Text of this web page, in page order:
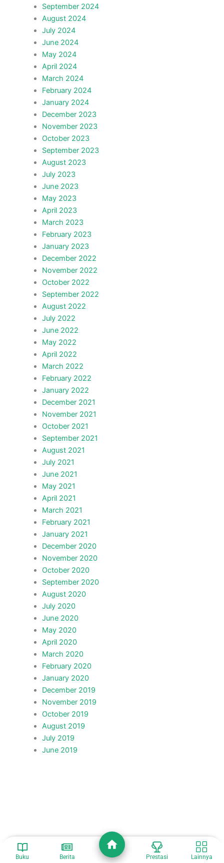
September 2024
August 2024
July 2024
June 2024
May 2024
April 2024
March 2024
February 2024
January 2024
December 2023
November 2023
October 2023
September 2023
August 2023
July 2023
June 2023
May 2023
April 2023
March 2023
February 2023
January 2023
December 2022
November 2022
October 2022
September 2022
August 2022
July 2022
June 2022
May 2022
April 2022
March 2022
February 2022
January 2022
December 2021
November 2021
October 2021
September 2021
August 2021
July 2021
June 2021
May 2021
April 2021
March 2021
February 2021
January 2021
December 2020
November 2020
October 2020
September 2020
August 2020
July 2020
June 2020
May 2020
April 2020
March 2020
February 2020
January 2020
December 2019
November 2019
October 2019
August 2019
July 2019
June 2019
Buku Berita Prestasi Lainnya